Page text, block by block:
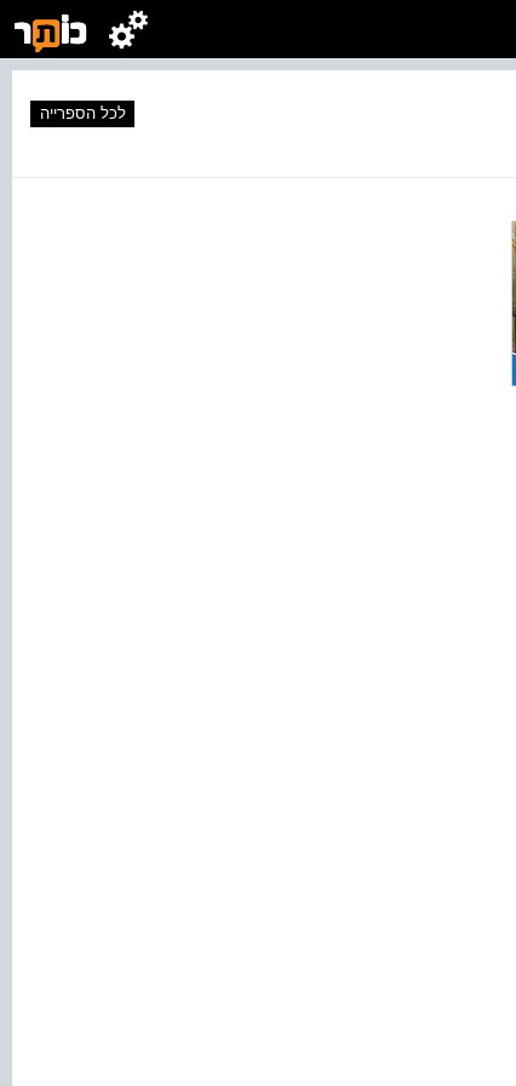
לכל הספרייה